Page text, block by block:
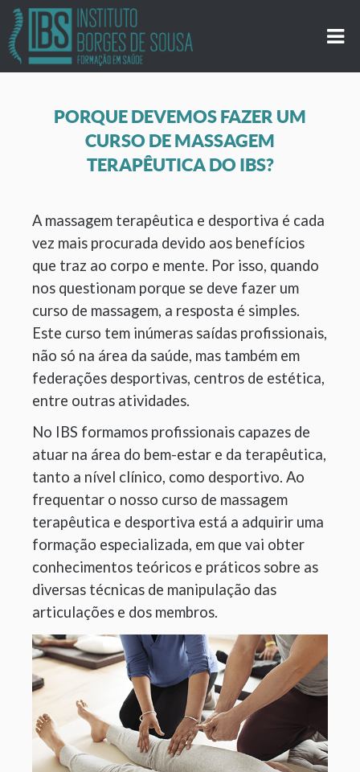
PORQUE DEVEMOS FAZER UM
CURSO DE MASSAGEM
TERAPÊUTICA DO IBS?
A massagem terapêutica e desportiva é cada
vez mais procurada devido aos benefícios
que traz ao corpo e mente. Por isso, quando
nos questionam porque se deve fazer um
curso de massagem, a resposta é simples.
Este curso tem inúmeras saídas profissionais,
não só na área da saúde, mas também em
federações desportivas, centros de estética,
entre outras atividades.
No IBS formamos profissionais capazes de
atuar na área do bem-estar e da terapêutica,
tanto a nível clínico, como desportivo. Ao
frequentar o nosso curso de massagem
terapêutica e desportiva está a adquirir uma
formação especializada, em que vai obter
conhecimentos teóricos e práticos sobre as
diversas técnicas de manipulação das
articulações e dos membros.